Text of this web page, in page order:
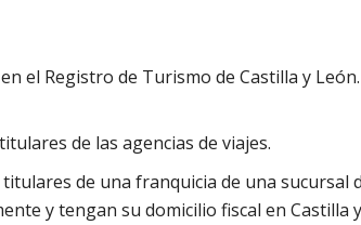
el Registro de Turismo de Castilla y León.
de las agencias de viajes.
de una franquicia de una sucursal
y tengan su domicilio fiscal en Castilla y